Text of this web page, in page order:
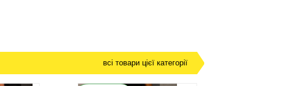
всі товари цієї категорії